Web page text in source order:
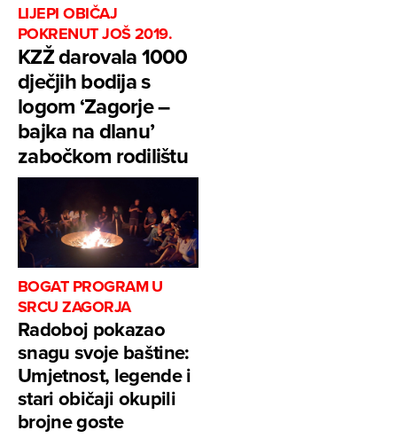
LIJEPI OBIČAJ
POKRENUT JOŠ 2019.
KZŽ darovala 1000
dječjih bodija s
logom ‘Zagorje –
bajka na dlanu’
zabočkom rodilištu
BOGAT PROGRAM U
SRCU ZAGORJA
Radoboj pokazao
snagu svoje baštine:
Umjetnost, legende i
stari običaji okupili
brojne goste